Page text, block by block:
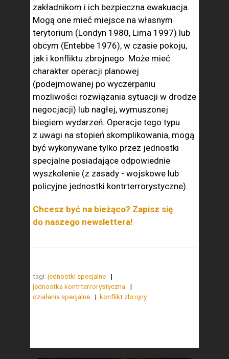
zakładnikom i ich bezpieczna ewakuacja.
Mogą one mieć miejsce na własnym
terytorium (Londyn 1980, Lima 1997) lub
obcym (Entebbe 1976), w czasie pokoju,
jak i konfliktu zbrojnego. Może mieć
charakter operacji planowej
(podejmowanej po wyczerpaniu
mozliwości rozwiązania sytuacji w drodze
negocjacji) lub nagłej, wymuszonej
biegiem wydarzeń. Operacje tego typu
z uwagi na stopień skomplikowania, mogą
być wykonywane tylko przez jednostki
specjalne posiadające odpowiednie
wyszkolenie (z zasady - wojskowe lub
policyjne jednostki kontrterrorystyczne).
Chcesz być na bieżąco? Zapisz się
do naszego newslettera!
tagi: jednostki specjalne
jednostka kontrterrorystyczna
działania specjalne
konflikt zbrojny